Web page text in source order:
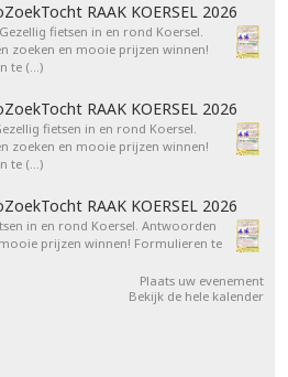
RAAK KOERSEL 2026
Gezellig fietsen in en rond Koersel.
zoeken en mooie prijzen winnen!
te (…)
RAAK KOERSEL 2026
fietsen in en rond Koersel.
zoeken en mooie prijzen winnen!
te (…)
RAAK KOERSEL 2026
in en rond Koersel. Antwoorden
prijzen winnen! Formulieren te
Plaats uw evenement
Bekijk de hele kalender